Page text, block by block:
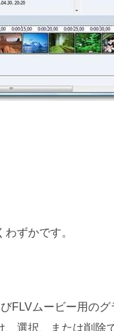
ずかです。
FLVムービー用の
選択、または削